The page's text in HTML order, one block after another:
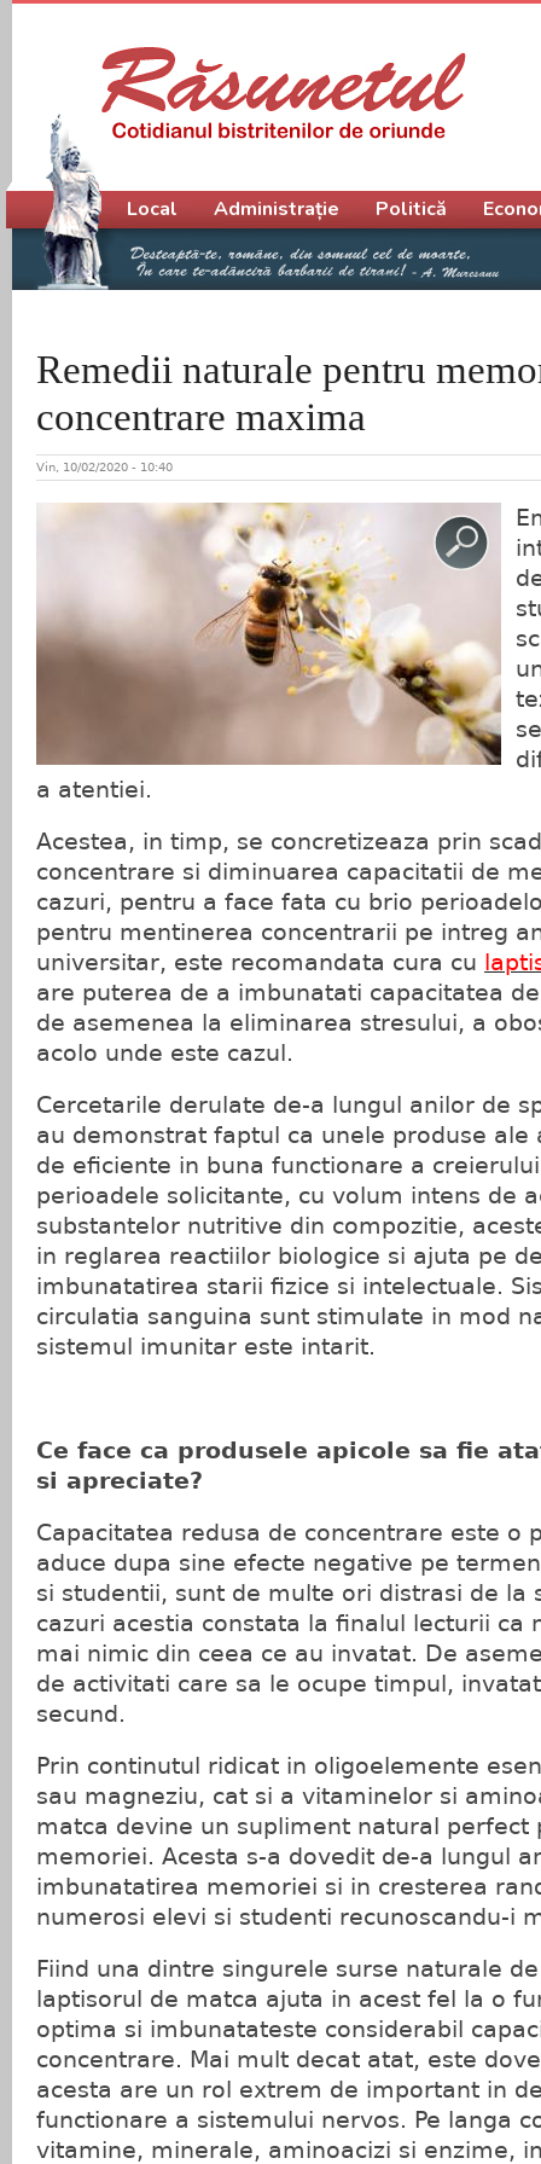
Remedii naturale pentru
concentrare maxima
Vin, 10/02/2020 - 10:40
a atentiei.
Acestea, in timp, se concretizeaza prin
concentrare si diminuarea capacitatii de
cazuri, pentru a face fata cu brio
pentru mentinerea concentrarii pe intreg
universitar, este recomandata cura cu
are puterea de a imbunatati capacitatea
de asemenea la eliminarea stresului, a
acolo unde este cazul.
Cercetarile derulate de-a lungul anilor de
au demonstrat faptul ca unele produse
de eficiente in buna functionare a
perioadele solicitante, cu volum intens de
substantelor nutritive din compozitie,
in reglarea reactiilor biologice si ajuta pe
imbunatatirea starii fizice si intelectuale.
circulatia sanguina sunt stimulate in mod
sistemul imunitar este intarit.
Ce face ca produsele apicole sa fie
si apreciate?
Capacitatea redusa de concentrare este o
aduce dupa sine efecte negative pe
si studentii, sunt de multe ori distrasi de la
cazuri acestia constata la finalul lecturii ca
mai nimic din ceea ce au invatat. De
de activitati care sa le ocupe timpul,
secund.
Prin continutul ridicat in oligoelemente
sau magneziu, cat si a vitaminelor si
matca devine un supliment natural perfect
memoriei. Acesta s-a dovedit de-a lungul
imbunatatirea memoriei si in cresterea
numerosi elevi si studenti recunoscandu-i
Fiind una dintre singurele surse naturale
laptisorul de matca ajuta in acest fel la o
optima si imbunatateste considerabil
concentrare. Mai mult decat atat, este
acesta are un rol extrem de important in
functionare a sistemului nervos. Pe langa
vitamine, minerale, aminoacizi si enzime,
Meniu principal
Local Administrație Politică